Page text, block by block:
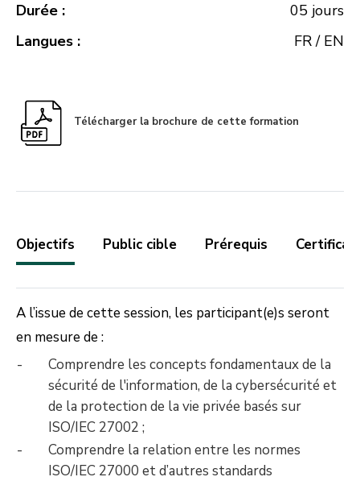
Durée :
05 jours
Langues :
FR / EN
Télécharger la brochure de cette formation
Objectifs Public cible Prérequis
A l’issue de cette session, les participant(e)s seront
en mesure de :
Comprendre les concepts fondamentaux de la
sécurité de l'information, de la cybersécurité et
de la protection de la vie privée basés sur
ISO/IEC 27002 ;
Comprendre la relation entre les normes
ISO/IEC 27000 et d’autres standards